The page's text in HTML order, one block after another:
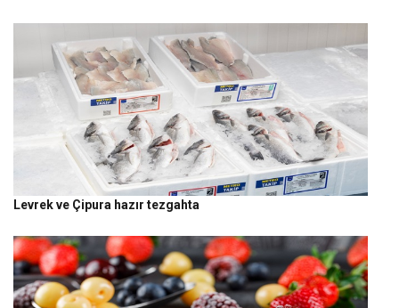
Levrek ve Çipura hazır tezgahta